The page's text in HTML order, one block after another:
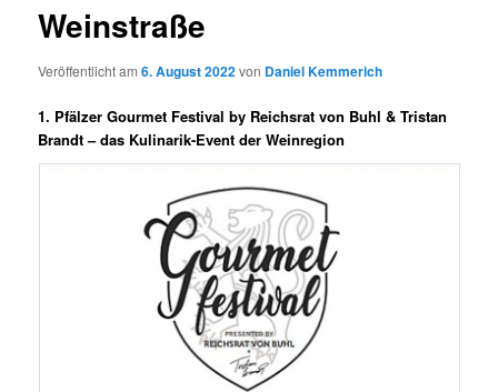
Weinstraße
Veröffentlicht am6. August 2022von Daniel Kemmerich
1. Pfälzer Gourmet Festival by Reichsrat von Buhl & Tristan
Brandt – das Kulinarik-Event der Weinregion